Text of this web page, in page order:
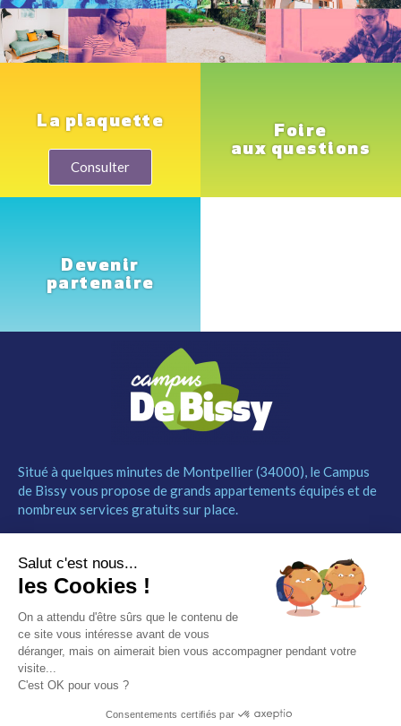
La plaquette
Consulter
Foire
aux questions
Devenir
partenaire
Situé à quelques minutes de Montpellier (34000), le Campus
de Bissy vous propose de grands appartements équipés et de
nombreux services gratuits sur place.
Le Campus
Les studios
Les services
Comment réserver
Contact
Partenaires
Mentions légales
contact@campusdebissy34.com
Route de Ganges 34980
Saint-Clément-de-Rivière
Salut c'est nous...
les Cookies !
On a attendu d'être sûrs que le contenu de
ce site vous intéresse avant de vous
déranger, mais on aimerait bien vous accompagner pendant votre
visite...
C'est OK pour vous ?
Consentements certifiés par